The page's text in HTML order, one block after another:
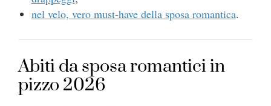
nel velo, vero must-have della sposa romantica.
Abiti da sposa romantici in
pizzo 2026